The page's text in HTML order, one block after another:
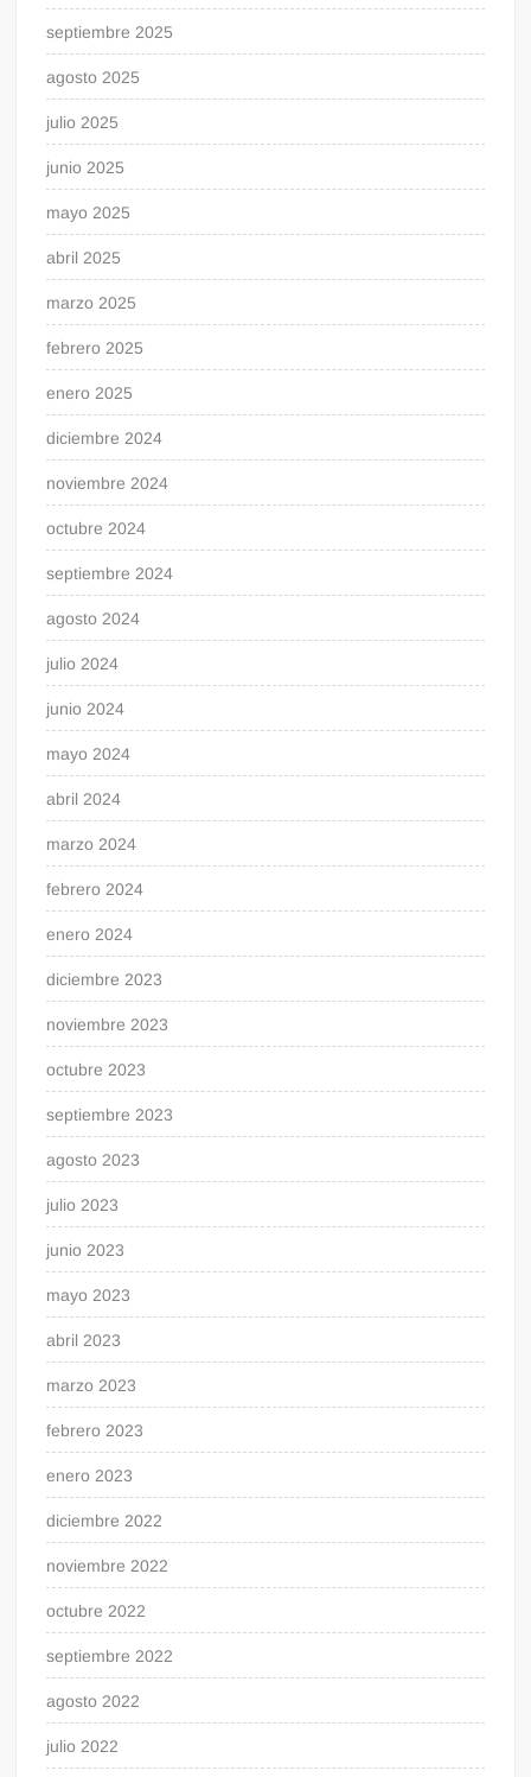
septiembre 2025
agosto 2025
julio 2025
junio 2025
mayo 2025
abril 2025
marzo 2025
febrero 2025
enero 2025
diciembre 2024
noviembre 2024
octubre 2024
septiembre 2024
agosto 2024
julio 2024
junio 2024
mayo 2024
abril 2024
marzo 2024
febrero 2024
enero 2024
diciembre 2023
noviembre 2023
octubre 2023
septiembre 2023
agosto 2023
julio 2023
junio 2023
mayo 2023
abril 2023
marzo 2023
febrero 2023
enero 2023
diciembre 2022
noviembre 2022
octubre 2022
septiembre 2022
agosto 2022
julio 2022